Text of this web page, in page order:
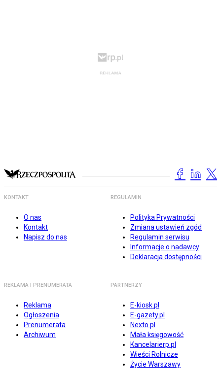
KONTAKT
O nas
Kontakt
Napisz do nas
REGULAMIN
Polityka Prywatności
Zmiana ustawień zgód
Regulamin serwisu
Informacje o nadawcy
Deklaracja dostępności
REKLAMA I PRENUMERATA
Reklama
Ogłoszenia
Prenumerata
Archiwum
PARTNERZY
E-kiosk.pl
E-gazety.pl
Nexto.pl
Mała księgowość
Kancelarierp.pl
Wieści Rolnicze
Życie Warszawy